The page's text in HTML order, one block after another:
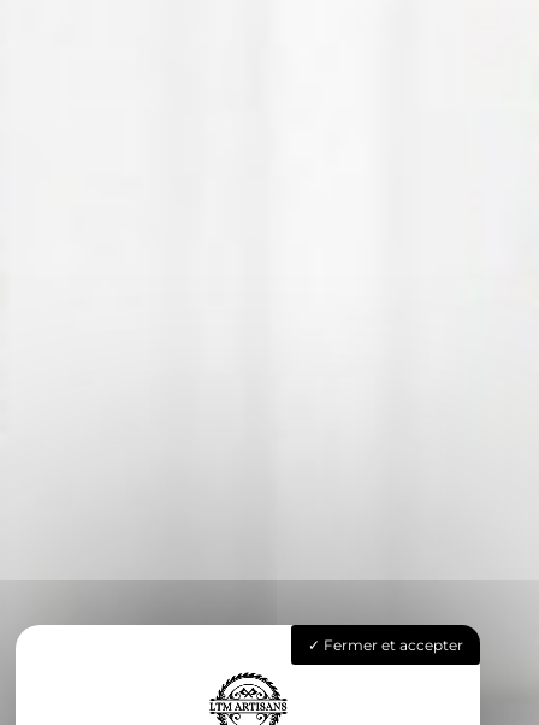
Fermer et accepter